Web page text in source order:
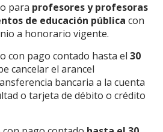
para profesores y profesoras
de educación pública con
a honorario vigente.
con pago contado hasta el 30
cancelar el arancel
bancaria a la cuenta
o tarjeta de débito o crédito